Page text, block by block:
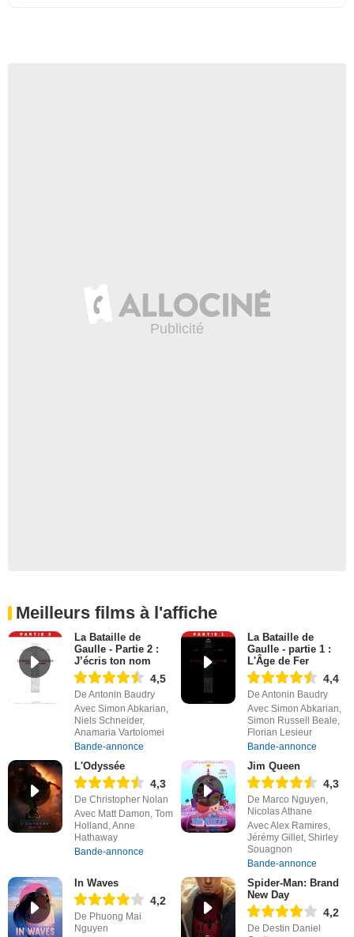
Meilleurs films à l'affiche
La Bataille de
Gaulle - Partie 2 :
J’écris ton nom
4,5
De Antonin Baudry
Avec Simon Abkarian,
Niels Schneider,
Anamaria Vartolomei
Bande-annonce
La Bataille de
Gaulle - partie 1 :
L'Âge de Fer
4,4
De Antonin Baudry
Avec Simon Abkarian,
Simon Russell Beale,
Florian Lesieur
Bande-annonce
L'Odyssée
4,3
De Christopher Nolan
Avec Matt Damon, Tom
Holland, Anne
Hathaway
Bande-annonce
Jim Queen
4,3
De Marco Nguyen,
Nicolas Athane
Avec Alex Ramires,
Jérémy Gillet, Shirley
Souagnon
Bande-annonce
In Waves
4,2
De Phuong Mai
Nguyen
Spider-Man: Brand
New Day
4,2
De Destin Daniel